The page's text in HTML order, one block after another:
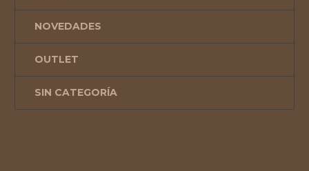
NOVEDADES
OUTLET
SIN CATEGORÍA